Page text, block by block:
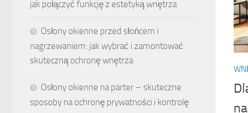
jak połączyć funkcję z estetyką wnętrza
Osłony okienne przed słońcem i
nagrzewaniem: jak wybrać i zamontować
skuteczną ochronę wnętrza
Osłony okienne na parter – skuteczne
sposoby na ochronę prywatności i kontrolę